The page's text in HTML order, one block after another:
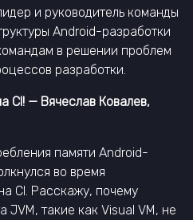
и руководитель команды
Android-разработки
в решении проблем
разработки.
CI! — Вячеслав Ковалев,
памяти Android-
во время
CI. Расскажу, почему
JVM, такие как Visual VM, не